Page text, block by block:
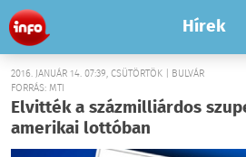
Hírek
2016. JANUÁR 14. 07:39, CSÜTÖRTÖK | BULVÁR
FORRÁS: MTI
Elvitték a százmilliárdos
amerikai lottóban